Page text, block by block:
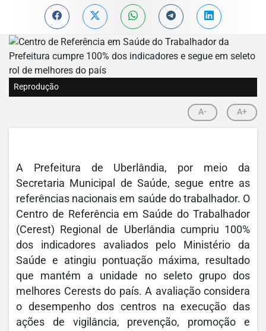
Reprodução
A- A+
A Prefeitura de Uberlândia, por meio da
Secretaria Municipal de Saúde, segue entre as
referências nacionais em saúde do trabalhador. O
Centro de Referência em Saúde do Trabalhador
(Cerest) Regional de Uberlândia cumpriu 100%
dos indicadores avaliados pelo Ministério da
Saúde e atingiu pontuação máxima, resultado
que mantém a unidade no seleto grupo dos
melhores Cerests do país. A avaliação considera
o desempenho dos centros na execução das
ações de vigilância, prevenção, promoção e